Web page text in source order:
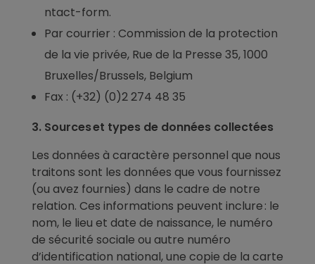
ntact-form.
Par courrier : Commission de la protection
de la vie privée, Rue de la Presse 35, 1000
Bruxelles/Brussels, Belgium
Fax : (+32) (0)2 274 48 35
3. Sources et types de données collectées
Les données à caractère personnel que nous
traitons sont les données que vous fournissez
(ou avez fournies) dans le cadre de notre
relation. Ces informations peuvent inclure : le
nom, le lieu et date de naissance, le numéro
de sécurité sociale ou autre numéro
d’identification national, une copie de la carte